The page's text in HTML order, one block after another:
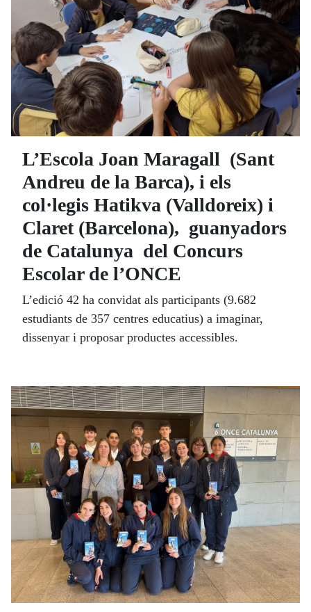
L’Escola Joan Maragall (Sant
Andreu de la Barca), i els
col·legis Hatikva (Valldoreix) i
Claret (Barcelona), guanyadors
de Catalunya del Concurs
Escolar de l’ONCE
L’edició 42 ha convidat als participants (9.682
estudiants de 357 centres educatius) a imaginar,
dissenyar i proposar productes accessibles.